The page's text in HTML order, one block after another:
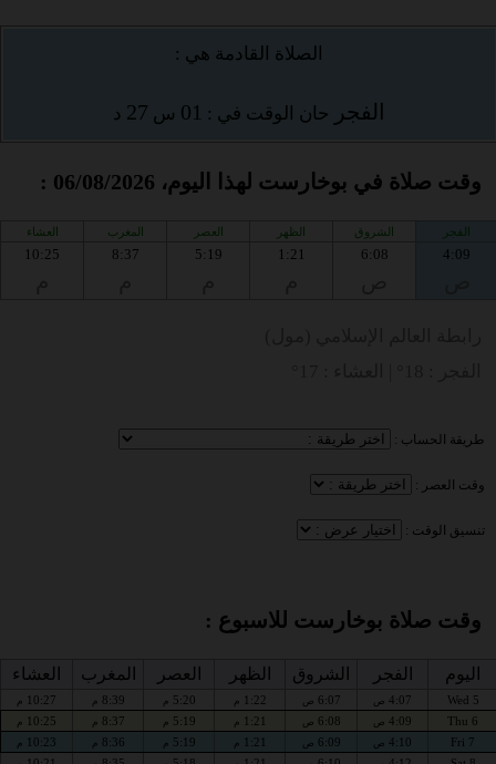
الصلاة القادمة هي :
الفجر حان الوقت في : 01س 27د
وقت صلاة في بوخارست لهذا اليوم، 06/08/2026 :
الفجر الشروق الظهر العصر المغرب العشاء
4:09
6:08
1:21
5:19
8:37
10:25
طريقة الحساب :
وقت العصر :
تنسيق الوقت :
وقت صلاة بوخارست للاسبوع :
اليوم الفجر الشروق الظهر العصر المغرب العشاء
Wed 5
4:07 ص 6:07 ص 1:22 م 5:20 م 8:39 م 10:27 م
Thu 6
4:09 ص 6:08 ص 1:21 م 5:19 م 8:37 م 10:25 م
Fri 7
4:10 ص 6:09 ص 1:21 م 5:19 م 8:36 م 10:23 م